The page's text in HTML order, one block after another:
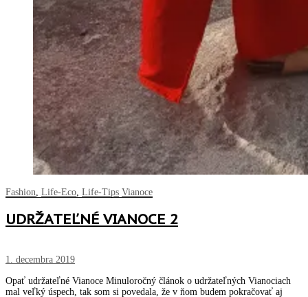
Fashion, Life-Eco, Life-Tips Vianoce
UDRŽATEĽNÉ VIANOCE 2
1. decembra 2019
Opať udržateľné Vianoce Minuloročný článok o udržateľných Vianociach
mal veľký úspech, tak som si povedala, že v ňom budem pokračovať aj